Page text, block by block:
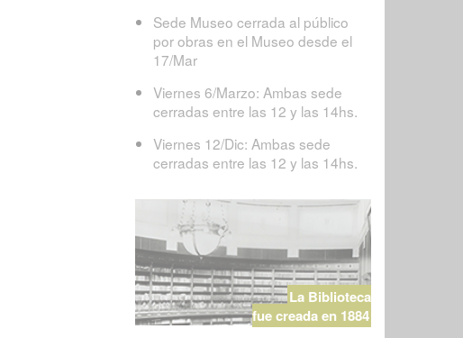
Sede Museo cerrada al público
por obras en el Museo desde el
17/Mar
Viernes 6/Marzo: Ambas sede
cerradas entre las 12 y las 14hs.
Viernes 12/Dic: Ambas sede
cerradas entre las 12 y las 14hs.
La Biblioteca
fue creada en 1884